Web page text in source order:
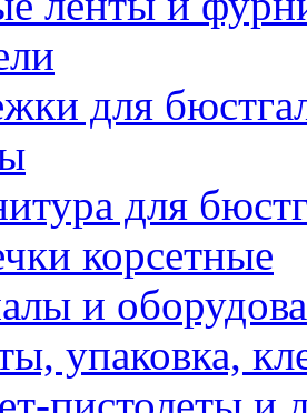
для
для
корсетные
и
упаковка,